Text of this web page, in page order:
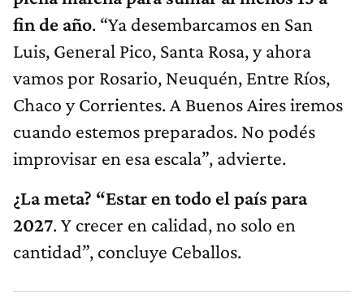
fin de año. “Ya desembarcamos en San
Luis, General Pico, Santa Rosa, y ahora
vamos por Rosario, Neuquén, Entre Ríos,
Chaco y Corrientes. A Buenos Aires iremos
cuando estemos preparados. No podés
improvisar en esa escala”, advierte.
¿La meta? “Estar en todo el país para
2027. Y crecer en calidad, no solo en
cantidad”, concluye Ceballos.